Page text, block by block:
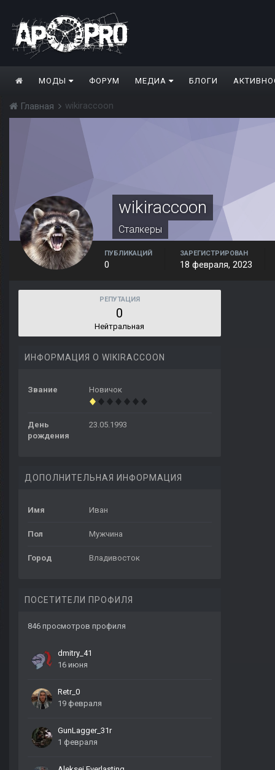
МОДЫ ФОРУМ МЕДИА БЛОГИ
Главная wikiraccoon
wikiraccoon
Сталкеры
ПУБЛИКАЦИЙ
0
ЗАРЕГИСТРИРОВАН
18 февраля, 2023
РЕПУТАЦИЯ
0
Нейтральная
ИНФОРМАЦИЯ О WIKIRACCOON
Звание Новичок
День
рождения
23.05.1993
ДОПОЛНИТЕЛЬНАЯ ИНФОРМАЦИЯ
Имя Иван
Пол Мужчина
Город Владивосток
ПОСЕТИТЕЛИ ПРОФИЛЯ
846 просмотров профиля
dmitry_41
16 июня
Retr_0
19 февраля
GunLagger_31r
1 февраля